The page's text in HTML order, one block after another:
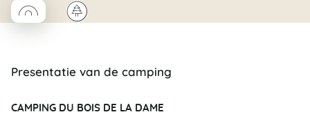
◯Coco rond🌲
Presentatie van de camping
CAMPING DU BOIS DE LA DAME